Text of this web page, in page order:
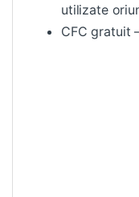
utilizate
CFC gratuit